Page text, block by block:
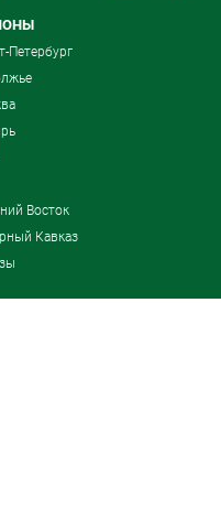
Петербург
Восток
Кавказ